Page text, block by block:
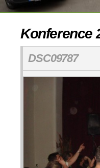
Konference
DSC09787